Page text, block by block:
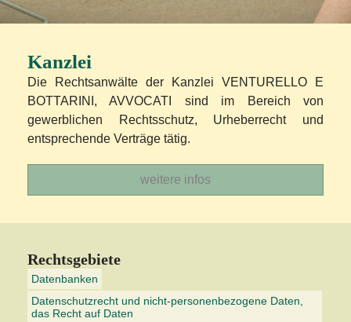
Kanzlei
Die Rechtsanwälte der Kanzlei VENTURELLO E
BOTTARINI, AVVOCATI sind im Bereich von
gewerblichen Rechtsschutz, Urheberrecht und
entsprechende Verträge tätig.
weitere infos
Rechtsgebiete
Datenbanken
Datenschutzrecht und nicht-personenbezogene Daten,
das Recht auf Daten